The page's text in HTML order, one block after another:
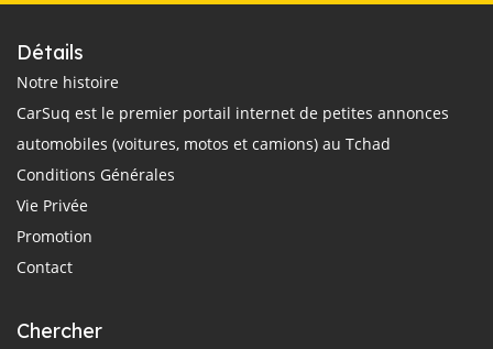
Détails
Notre histoire
CarSuq est le premier portail internet de petites annonces
automobiles (voitures, motos et camions) au Tchad
Conditions Générales
Vie Privée
Promotion
Contact
Chercher